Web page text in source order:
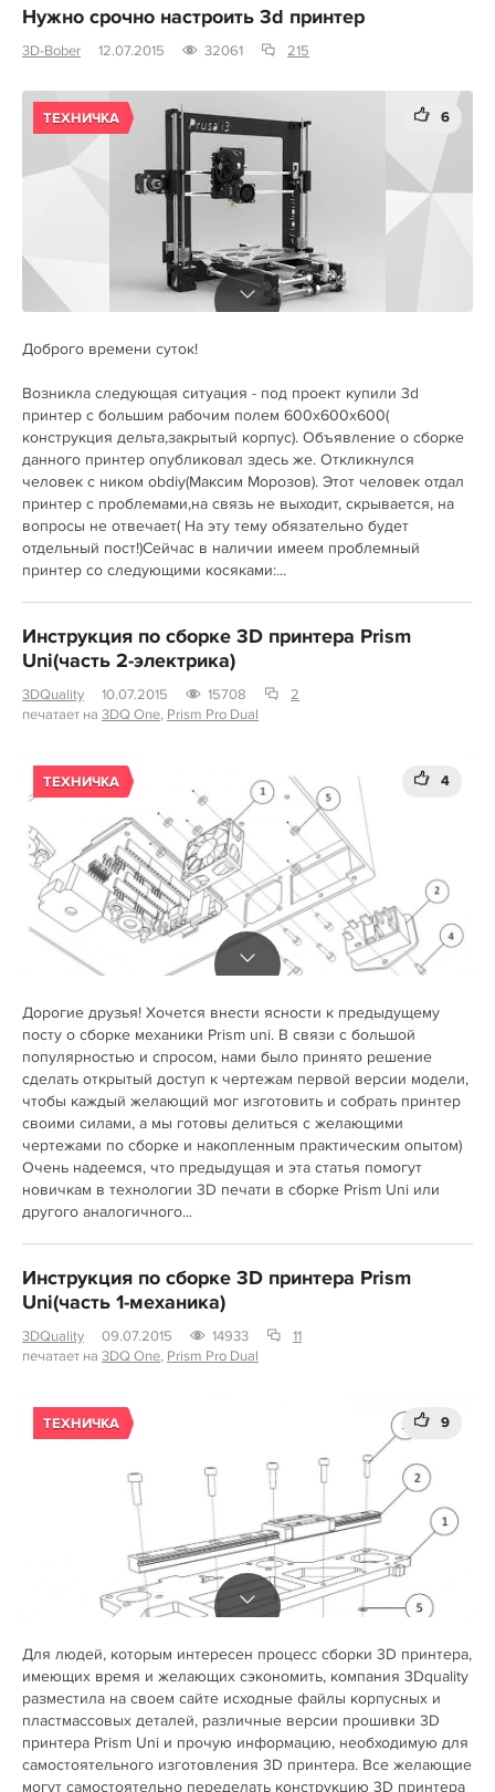
Нужно срочно настроить 3d принтер
3D-Bober 12.07.2015 32061 215
ТЕХНИЧКА 6
Доброго времени суток!
Возникла следующая ситуация - под проект купили 3d
принтер с большим рабочим полем 600х600х600(
конструкция дельта,закрытый корпус). Объявление о сборке
данного принтер опубликовал здесь же. Откликнулся
человек с ником obdiy(Максим Морозов). Этот человек отдал
принтер с проблемами,на связь не выходит, скрывается, на
вопросы не отвечает( На эту тему обязательно будет
отдельный пост!)Сейчас в наличии имеем проблемный
принтер со следующими косяками:...
Инструкция по сборке 3D принтера Prism
Uni(часть 2-электрика)
3DQuality 10.07.2015 15708
2
печатает на 3DQ One, Prism Pro Dual
ТЕХНИЧКА 4
Дорогие друзья! Хочется внести ясности к предыдущему
посту о сборке механики Prism uni. В связи с большой
популярностью и спросом, нами было принято решение
сделать открытый доступ к чертежам первой версии модели,
чтобы каждый желающий мог изготовить и собрать принтер
своими силами, а мы готовы делиться с желающими
чертежами по сборке и накопленным практическим опытом)
Очень надеемся, что предыдущая и эта статья помогут
новичкам в технологии 3D печати в сборке Prism Uni или
другого аналогичного...
Инструкция по сборке 3D принтера Prism
Uni(часть 1-механика)
3DQuality 09.07.2015 14933
11
печатает на 3DQ One, Prism Pro Dual
ТЕХНИЧКА 9
Для людей, которым интересен процесс сборки 3D принтера,
имеющих время и желающих сэкономить, компания 3Dquality
разместила на своем сайте исходные файлы корпусных и
пластмассовых деталей, различные версии прошивки 3D
принтера Prism Uni и прочую информацию, необходимую для
самостоятельного изготовления 3D принтера. Все желающие
могут самостоятельно переделать конструкцию 3D принтера